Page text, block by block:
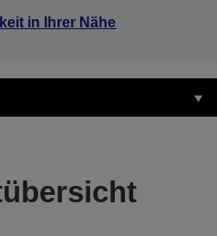
in Ihrer Nähe